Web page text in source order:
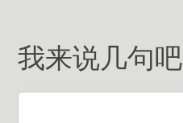
我来说几句吧